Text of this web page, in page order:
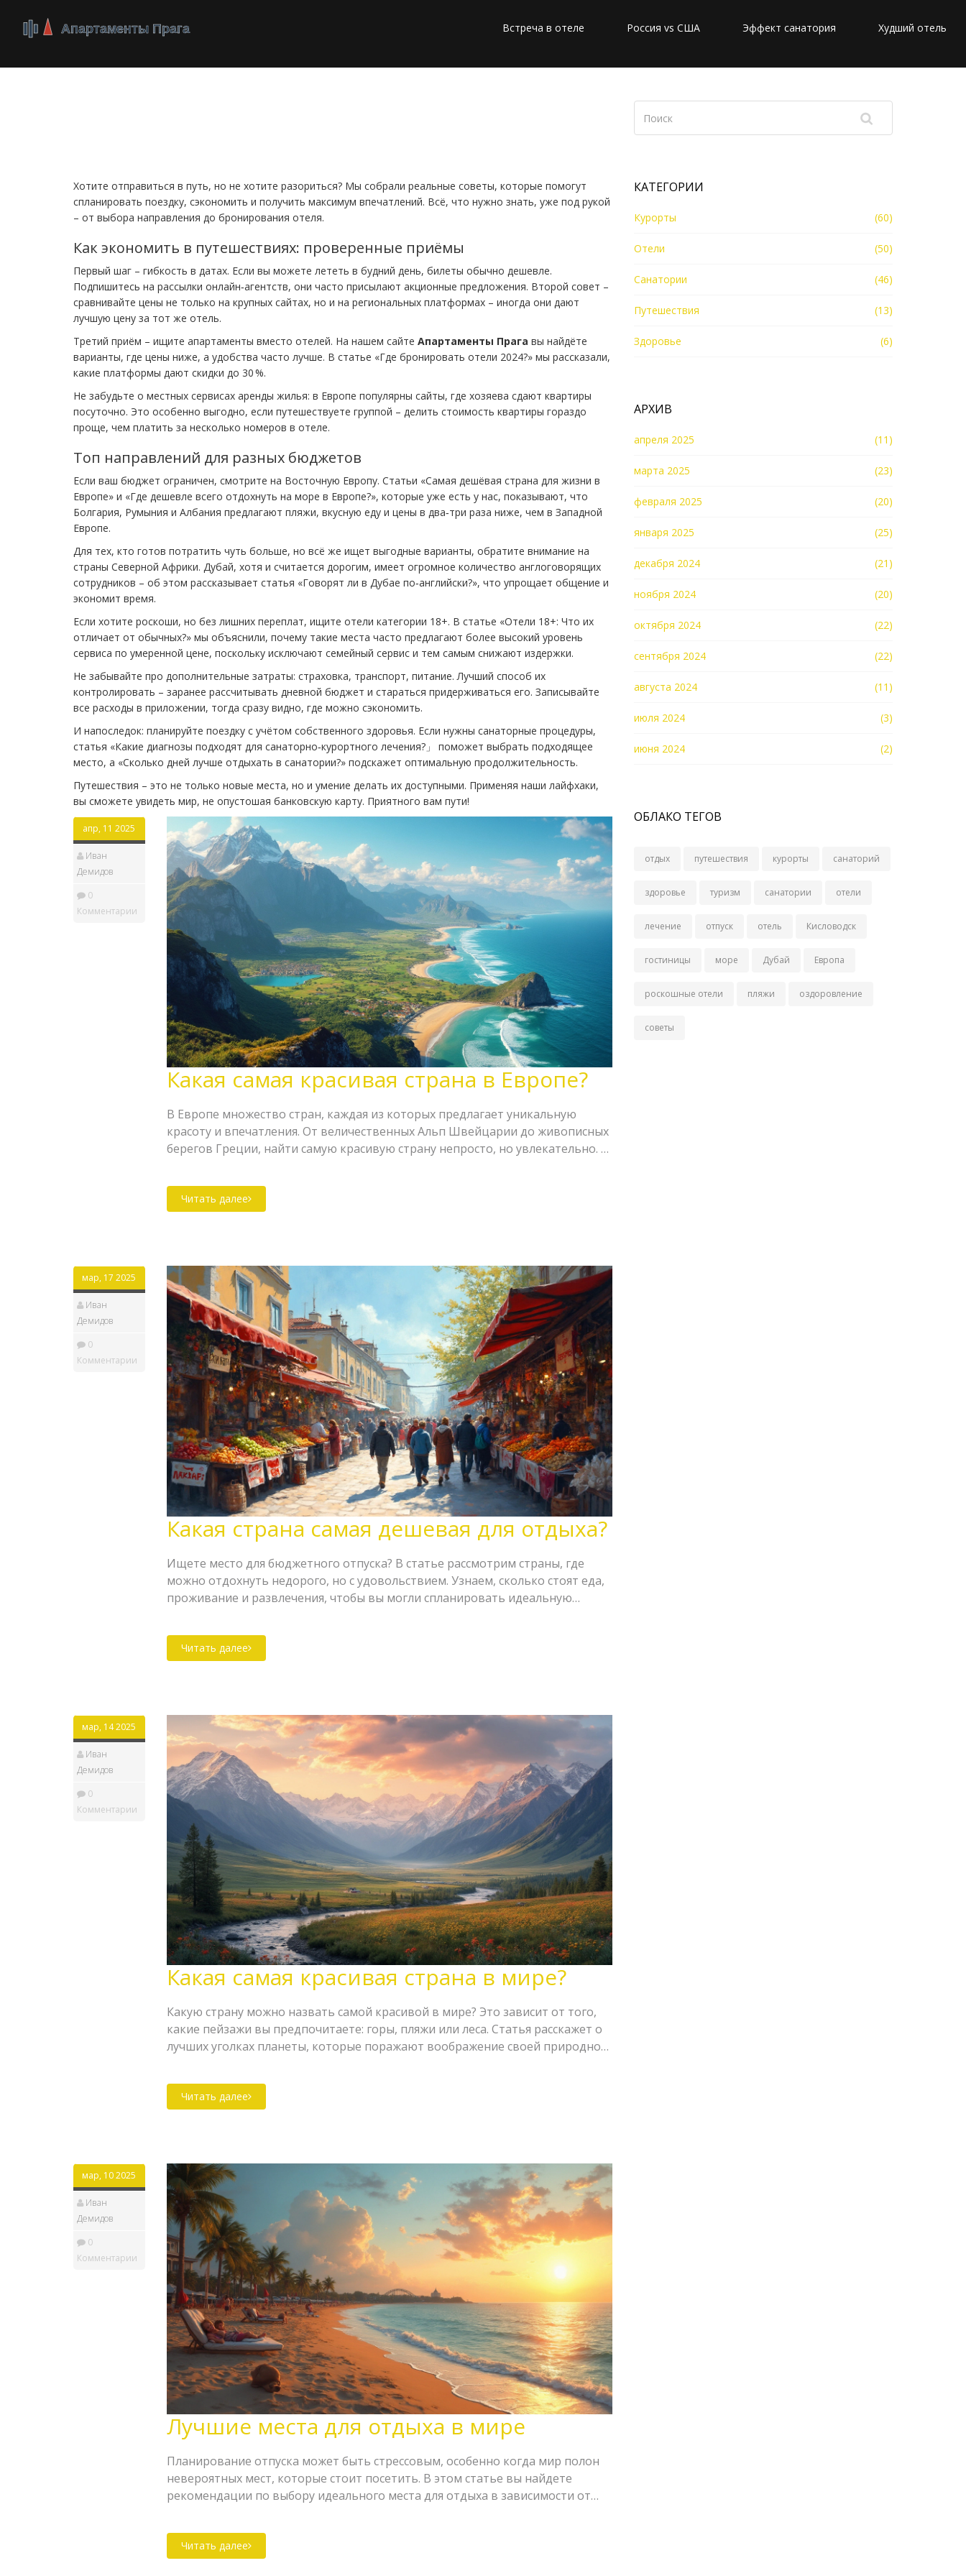
Встреча в отеле Россия vs США Эффект санатория Худший отель
Хотите отправиться в путь, но не хотите разориться? Мы собрали реальные советы, которые помогут
спланировать поездку, сэкономить и получить максимум впечатлений. Всё, что нужно знать, уже под рукой
– от выбора направления до бронирования отеля.
Как экономить в путешествиях: проверенные приёмы
Первый шаг – гибкость в датах. Если вы можете лететь в будний день, билеты обычно дешевле.
Подпишитесь на рассылки онлайн‑агентств, они часто присылают акционные предложения. Второй совет –
сравнивайте цены не только на крупных сайтах, но и на региональных платформах – иногда они дают
лучшую цену за тот же отель.
Третий приём – ищите апартаменты вместо отелей. На нашем сайте Апартаменты Прага вы найдёте
варианты, где цены ниже, а удобства часто лучше. В статье «Где бронировать отели 2024?» мы рассказали,
какие платформы дают скидки до 30 %.
Не забудьте о местных сервисах аренды жилья: в Европе популярны сайты, где хозяева сдают квартиры
посуточно. Это особенно выгодно, если путешествуете группой – делить стоимость квартиры гораздо
проще, чем платить за несколько номеров в отеле.
Топ направлений для разных бюджетов
Если ваш бюджет ограничен, смотрите на Восточную Европу. Статьи «Самая дешёвая страна для жизни в
Европе» и «Где дешевле всего отдохнуть на море в Европе?», которые уже есть у нас, показывают, что
Болгария, Румыния и Албания предлагают пляжи, вкусную еду и цены в два‑три раза ниже, чем в Западной
Европе.
Для тех, кто готов потратить чуть больше, но всё же ищет выгодные варианты, обратите внимание на
страны Северной Африки. Дубай, хотя и считается дорогим, имеет огромное количество англоговорящих
сотрудников – об этом рассказывает статья «Говорят ли в Дубае по‑английски?», что упрощает общение и
экономит время.
Если хотите роскоши, но без лишних переплат, ищите отели категории 18+. В статье «Отели 18+: Что их
отличает от обычных?» мы объяснили, почему такие места часто предлагают более высокий уровень
сервиса по умеренной цене, поскольку исключают семейный сервис и тем самым снижают издержки.
Не забывайте про дополнительные затраты: страховка, транспорт, питание. Лучший способ их
контролировать – заранее рассчитывать дневной бюджет и стараться придерживаться его. Записывайте
все расходы в приложении, тогда сразу видно, где можно сэкономить.
И напоследок: планируйте поездку с учётом собственного здоровья. Если нужны санаторные процедуры,
статья «Какие диагнозы подходят для санаторно‑курортного лечения?」 поможет выбрать подходящее
место, а «Сколько дней лучше отдыхать в санатории?» подскажет оптимальную продолжительность.
Путешествия – это не только новые места, но и умение делать их доступными. Применяя наши лайфхаки,
вы сможете увидеть мир, не опустошая банковскую карту. Приятного вам пути!
апр, 11 2025
Иван
Демидов
0
Комментарии
Какая самая красивая страна в Европе?
В Европе множество стран, каждая из которых предлагает уникальную
красоту и впечатления. От величественных Альп Швейцарии до живописных
берегов Греции, найти самую красивую страну непросто, но увлекательно. В
их прелесть и предоставим практические советы для путешественников.
Узнайте, какие места стоит посетить и как насладиться их красотой в полной
Читать далее
мар, 17 2025
Иван
Демидов
0
Комментарии
Какая страна самая дешевая для отдыха?
Ищете место для бюджетного отпуска? В статье рассмотрим страны, где
можно отдохнуть недорого, но с удовольствием. Узнаем, сколько стоят еда,
проживание и развлечения, чтобы вы могли спланировать идеальную
сэкономить дополнительные средства. Не стоит откладывать мечты —
начнем путешествовать разумно уже сегодня!
Читать далее
мар, 14 2025
Иван
Демидов
0
Комментарии
Какая самая красивая страна в мире?
Какую страну можно назвать самой красивой в мире? Это зависит от того,
какие пейзажи вы предпочитаете: горы, пляжи или леса. Статья расскажет о
лучших уголках планеты, которые поражают воображение своей природной
найдёте факты и советы, которые помогут сделать ваше путешествие
незабываемым. Готовы отправиться в удивительное путешествие по самым
Читать далее
мар, 10 2025
Иван
Демидов
0
Комментарии
Лучшие места для отдыха в мире
Планирование отпуска может быть стрессовым, особенно когда мир полон
невероятных мест, которые стоит посетить. В этом статье вы найдете
рекомендации по выбору идеального места для отдыха в зависимости от
путешественникам и интересные факты о популярных курортах, статья
поможет вам сделать осознанный выбор. Независимо от того, что вас
Читать далее
КАТЕГОРИИ
Курорты (60)
Отели (50)
Санатории (46)
Путешествия (13)
Здоровье (6)
АРХИВ
апреля 2025 (11)
марта 2025 (23)
февраля 2025 (20)
января 2025 (25)
декабря 2024 (21)
ноября 2024 (20)
октября 2024 (22)
сентября 2024 (22)
августа 2024 (11)
июля 2024 (3)
июня 2024 (2)
ОБЛАКО ТЕГОВ
отдых путешествия курорты санаторий
здоровье туризм санатории отели
лечение отпуск отель Кисловодск
гостиницы море Дубай Европа
роскошные отели пляжи оздоровление
советы